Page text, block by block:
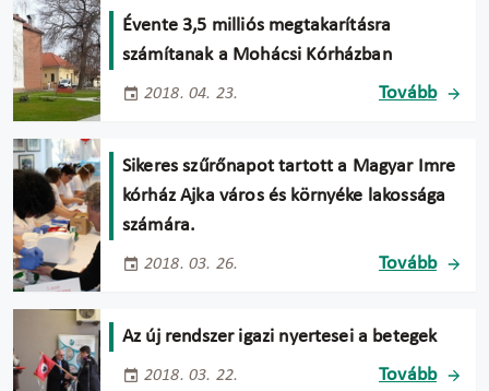
Évente 3,5 milliós megtakarításra
számítanak a Mohácsi Kórházban
2018. 04. 23. Tovább
Sikeres szűrőnapot tartott a Magyar Imre
kórház Ajka város és környéke lakossága
számára.
2018. 03. 26. Tovább
Az új rendszer igazi nyertesei a betegek
2018. 03. 22. Tovább